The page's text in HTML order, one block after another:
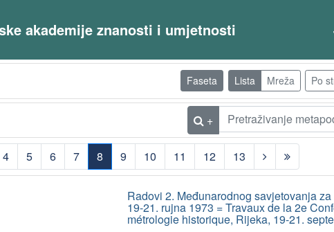
akademije znanosti i umjetnosti
Faseta Lista Mreža Po
+
4 5 6 7
8
(current)
9 10 11 12
13
Radovi 2. Međunarodnog savjetovanja
19-21. rujna 1973 = Travaux de la 2e
métrologie historique, Rijeka, 19-21.